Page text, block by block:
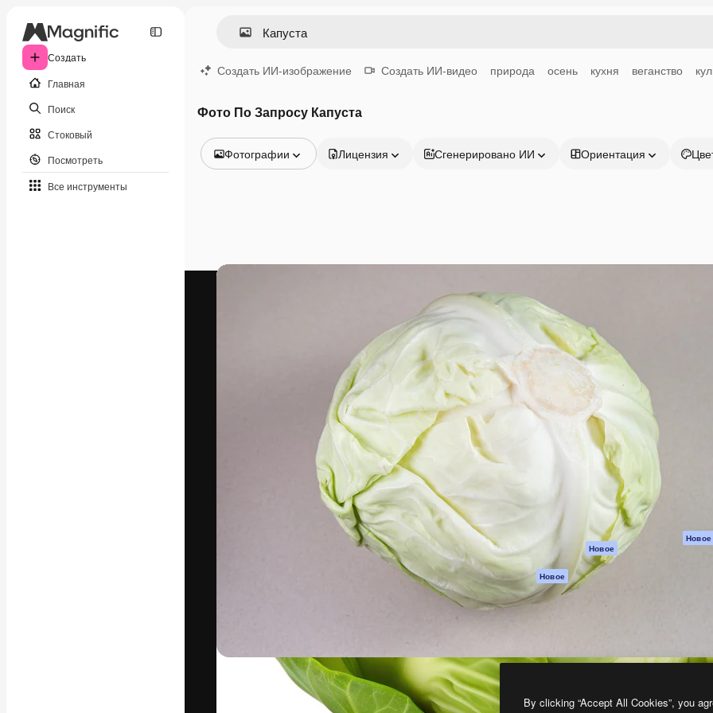
Создать
Главная
Поиск
Стоковый
Посмотреть
Все инструменты
Создать ИИ-изображение Создать ИИ-видео природа осень кухня веганство
Фото По Запросу Капуста
Фотографии
Видео
Лицензия Сгенерировано ИИ Ориентация
Креативная платформа для создания
ваших лучших работ. Более 1 миллиона
подписчиков среди креаторов,
предприятий, агентств и студий.
Pусский
Продукция
Spaces
ИИ-помощник
Генератор
изображений ИИ
Генератор видео
ИИ
Генератор голоса
на основе ИИ
Стоковый контент
Claude/ChatGPT
Новое
Агенты Новое
API
Мобильное
Magnific
Academy
Документация по
Пакету ИИ
Служба
поддержки
Условия и
положения
Политика
Оригиналы
Новое
By clicking “Accept All Cookies”, you